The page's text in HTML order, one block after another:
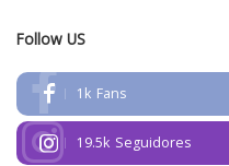
Follow US
1k Fans
19.5k Seguidores